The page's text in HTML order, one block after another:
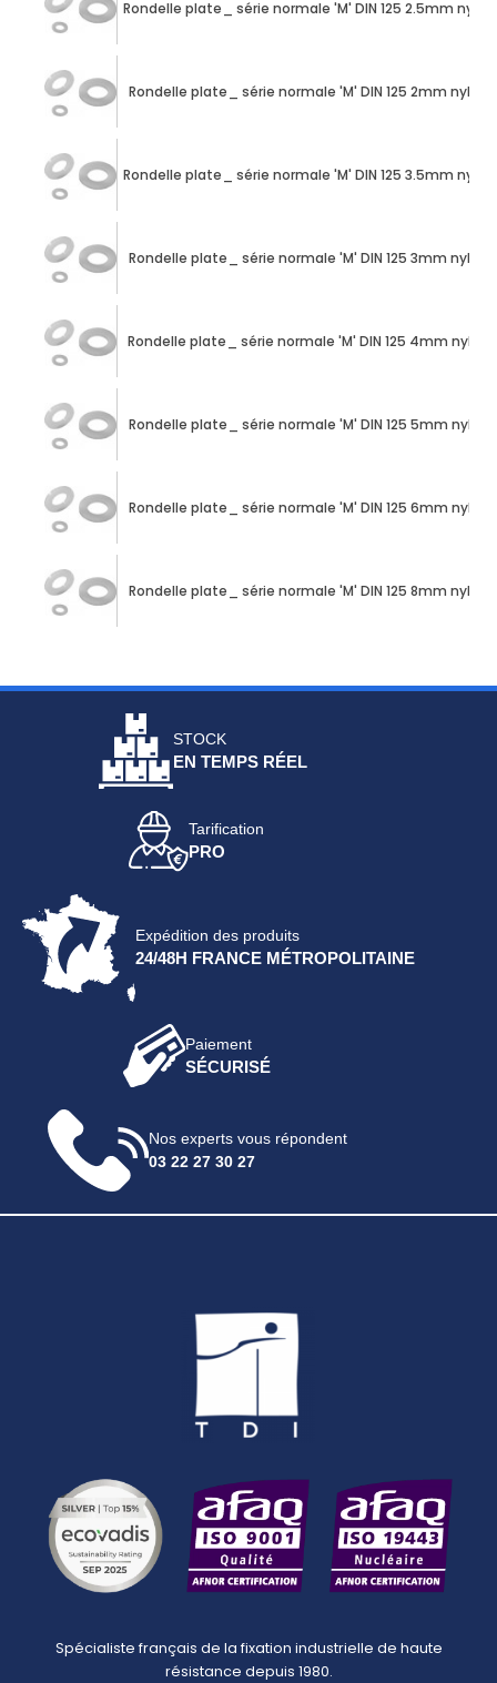
Rondelle plate_ série normale 'M' DIN 125 2.5mm nylon
Rondelle plate_ série normale 'M' DIN 125 2mm nylon
Rondelle plate_ série normale 'M' DIN 125 3.5mm nylon
Rondelle plate_ série normale 'M' DIN 125 3mm nylon
Rondelle plate_ série normale 'M' DIN 125 4mm nylon
Rondelle plate_ série normale 'M' DIN 125 5mm nylon
Rondelle plate_ série normale 'M' DIN 125 6mm nylon
Rondelle plate_ série normale 'M' DIN 125 8mm nylon
STOCK
EN TEMPS RÉEL
Tarification
PRO
Expédition des produits
24/48H FRANCE MÉTROPOLITAINE
Paiement
SÉCURISÉ
Nos experts vous répondent
03 22 27 30 27
Spécialiste français de la fixation industrielle de haute
résistance depuis 1980.